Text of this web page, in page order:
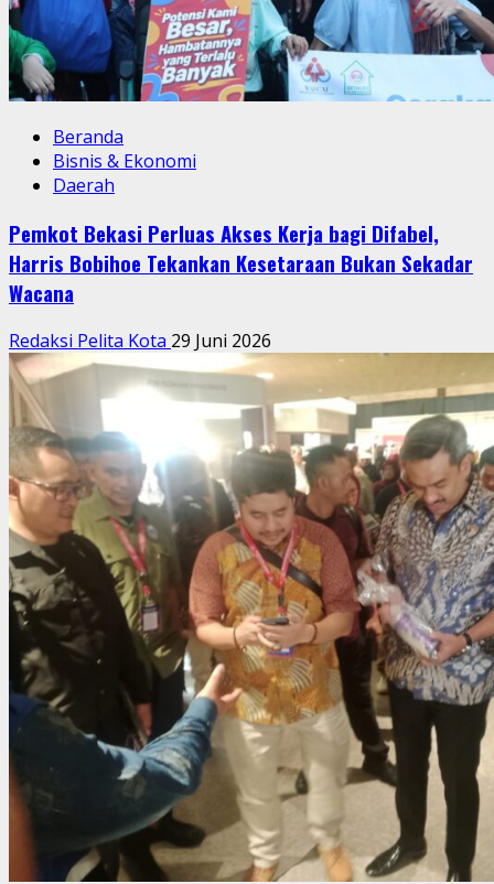
Beranda
Bisnis & Ekonomi
Daerah
Pemkot Bekasi Perluas Akses Kerja bagi Difabel,
Harris Bobihoe Tekankan Kesetaraan Bukan Sekadar
Wacana
Redaksi Pelita Kota 29 Juni 2026